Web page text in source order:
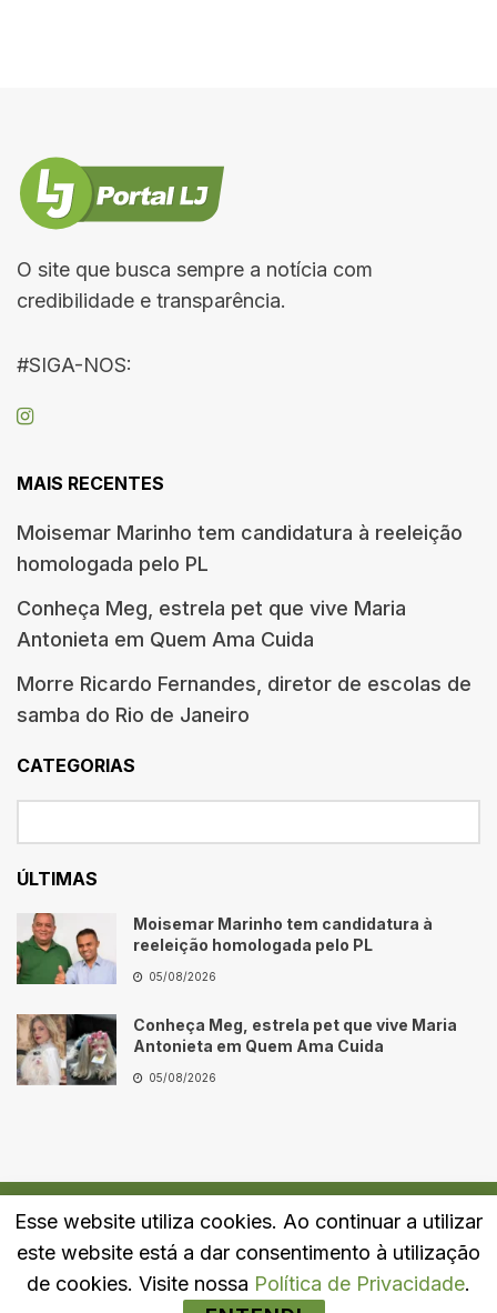
O site que busca sempre a notícia com
credibilidade e transparência.
#SIGA-NOS:
MAIS RECENTES
Moisemar Marinho tem candidatura à reeleição
homologada pelo PL
Conheça Meg, estrela pet que vive Maria
Antonieta em Quem Ama Cuida
Morre Ricardo Fernandes, diretor de escolas de
samba do Rio de Janeiro
CATEGORIAS
ÚLTIMAS
Moisemar Marinho tem candidatura à
reeleição homologada pelo PL
05/08/2026
Conheça Meg, estrela pet que vive Maria
Antonieta em Quem Ama Cuida
05/08/2026
Quem Somos Fale Conosco Política de Privacidade
Esse website utiliza cookies. Ao continuar a utilizar
este website está a dar consentimento à utilização
de cookies. Visite nossa Política de Privacidade.